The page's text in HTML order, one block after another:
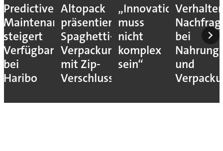
Predictive
Maintenance
steigert
Verfügbarkeit
bei
Haribo
Altopack
präsentiert
Spaghetti-
Verpackung
mit Zip-
Verschluss
„Innovation
muss
nicht
komplex
sein“
bei
und